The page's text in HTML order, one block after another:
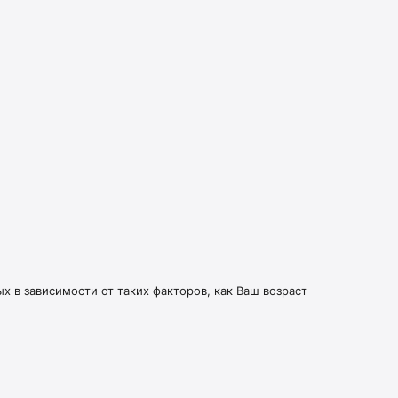
зависимости от таких факторов, как Ваш возраст